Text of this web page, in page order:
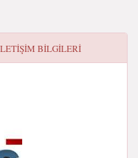
BILGILERI